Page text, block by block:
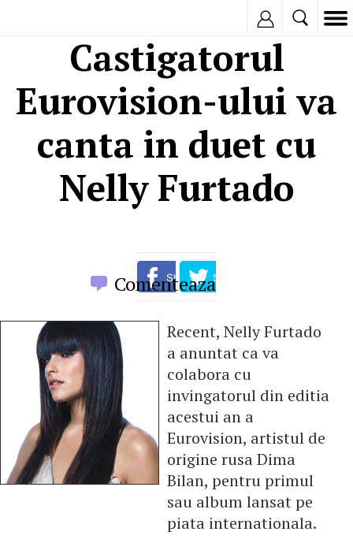
Castigatorul
Eurovision-ului va
canta in duet cu
Nelly Furtado
Comenteaza
Recent, Nelly Furtado
a anuntat ca va
colabora cu
invingatorul din editia
acestui an a
Eurovision, artistul de
origine rusa Dima
Bilan, pentru primul
sau album lansat pe
piata internationala.